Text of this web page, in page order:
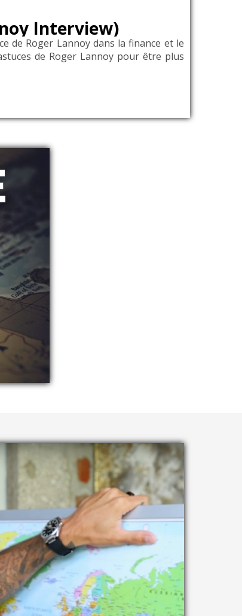
Interview)
de Roger Lannoy dans la finance et le
de Roger Lannoy pour être plus